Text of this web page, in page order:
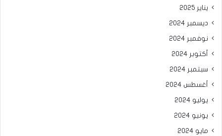
يناير 2025
ديسمبر 2024
نوفمبر 2024
أكتوبر 2024
سبتمبر 2024
أغسطس 2024
يوليو 2024
يونيو 2024
مايو 2024